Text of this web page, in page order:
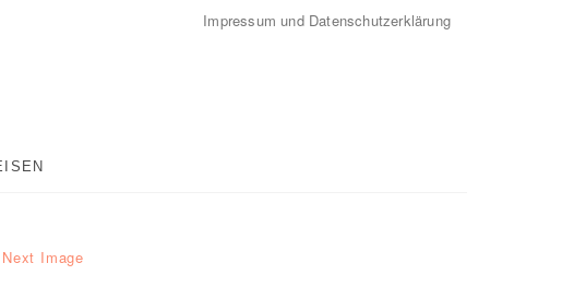
Impressum und Datenschutzerklärung
Next Image